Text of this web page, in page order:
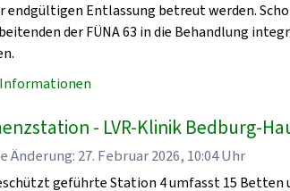
endgültigen Entlassung betreut werden.
der FÜNA 63 in die Behandlung
- LVR-Klinik Bedburg-
Änderung: 27. Februar 2026, 10:04 Uhr
geführte Station 4 umfasst 15